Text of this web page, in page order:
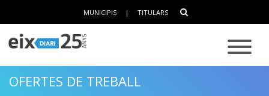
MUNICIPIS | TITULARS
OFERTES DE TREBALL